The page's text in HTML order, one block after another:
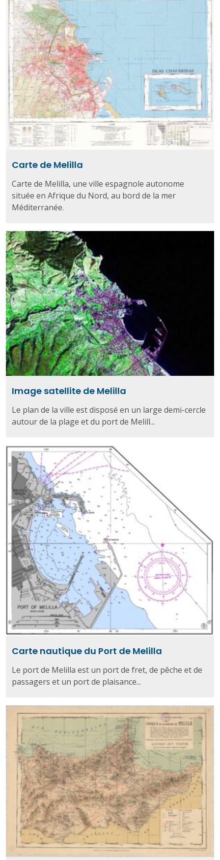
Carte de Melilla
Carte de Melilla, une ville espagnole autonome
située en Afrique du Nord, au bord de la mer
Méditerranée.
Image satellite de Melilla
Le plan de la ville est disposé en un large demi-cercle
autour de la plage et du port de Melill...
Carte nautique du Port de Melilla
Le port de Melilla est un port de fret, de pêche et de
passagers et un port de plaisance...